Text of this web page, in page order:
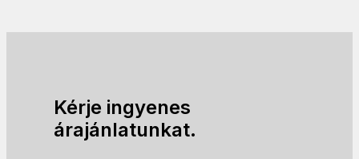
Kérje ingyenes
árajánlatunkat.